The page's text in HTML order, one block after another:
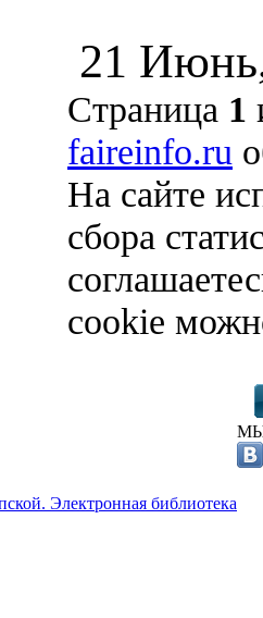
21
Страница 1
faireinfo.ru
На сайте
сбора
cookie
Электронная библиотека